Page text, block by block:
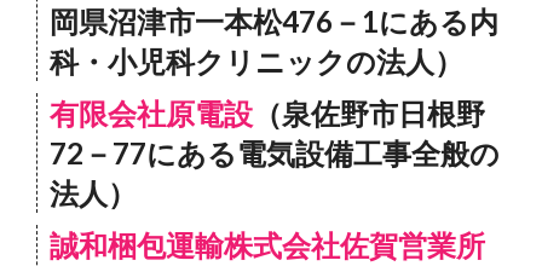
岡県沼津市一本松476－1にある内
科・小児科クリニックの法人）
有限会社原電設 （泉佐野市日根野
72－77にある電気設備工事全般の
法人）
誠和梱包運輸株式会社佐賀営業所